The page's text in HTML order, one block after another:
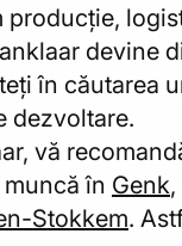
devine
în căutarea
dezvoltare.
vă
în Genk
Stokkem.